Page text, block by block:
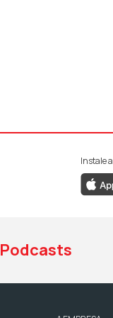
da RTP
da
YouTube
Instale
Podcasts